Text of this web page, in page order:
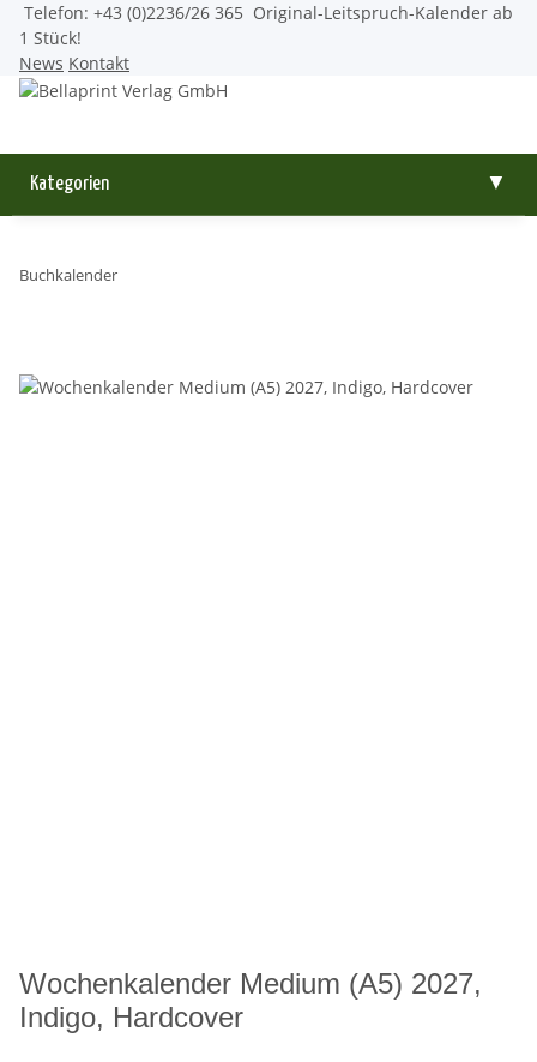
Telefon: +43 (0)2236/26 365 Original-Leitspruch-Kalender ab
1 Stück!
News Kontakt
Kategorien ▼
Buchkalender
Wochenkalender Medium (A5) 2027,
Indigo, Hardcover